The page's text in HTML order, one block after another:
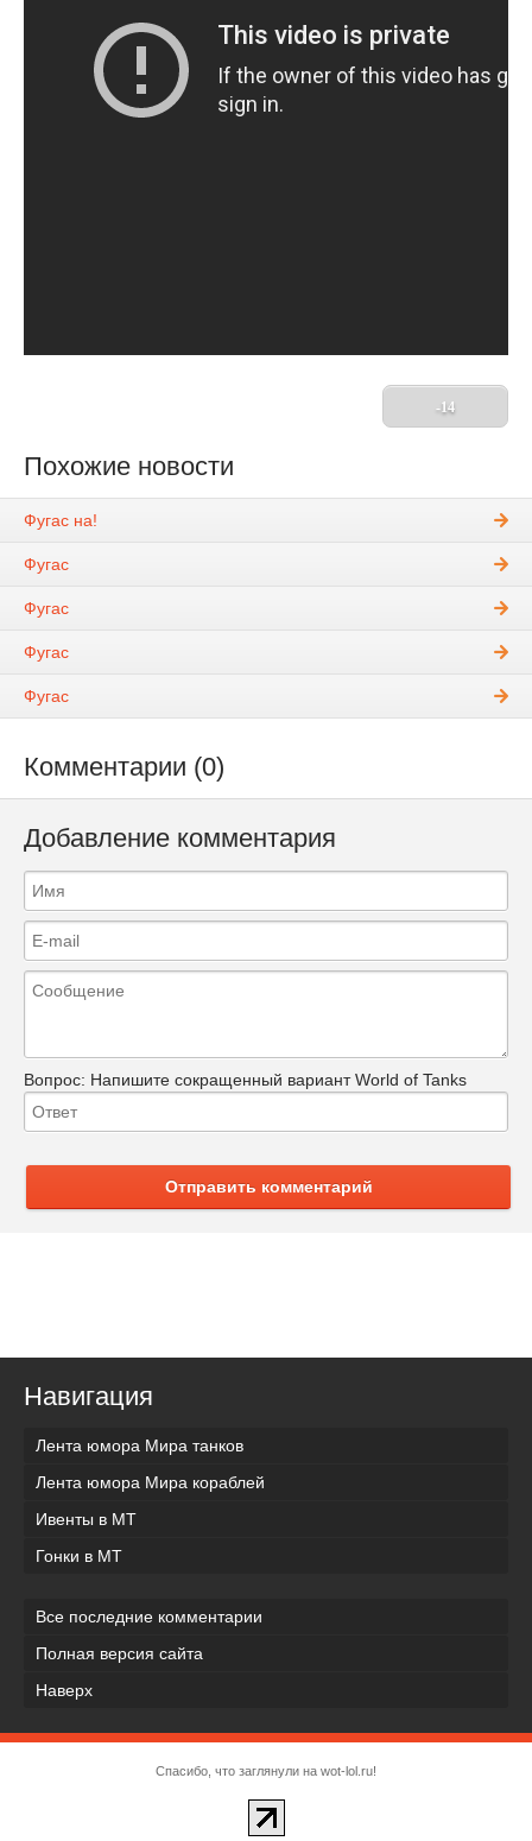
-14
Похожие новости
Фугас на!
Фугас
Фугас
Фугас
Фугас
Комментарии (0)
Добавление комментария
Вопрос: Напишите сокращенный вариант World of Tanks
Отправить комментарий
Навигация
Лента юмора Мира танков
Лента юмора Мира кораблей
Ивенты в МТ
Гонки в МТ
Все последние комментарии
Полная версия сайта
Наверх
Спасибо, что заглянули на wot-lol.ru!